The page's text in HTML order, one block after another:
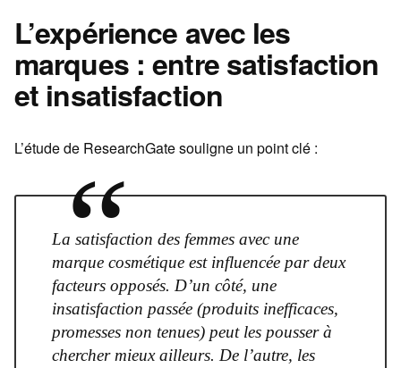
L’expérience avec les
marques : entre satisfaction
et insatisfaction
L’étude de ResearchGate souligne un point clé :
“
La satisfaction des femmes avec une
marque cosmétique est influencée par deux
facteurs opposés. D’un côté, une
insatisfaction passée (produits inefficaces,
promesses non tenues) peut les pousser à
chercher mieux ailleurs. De l’autre, les